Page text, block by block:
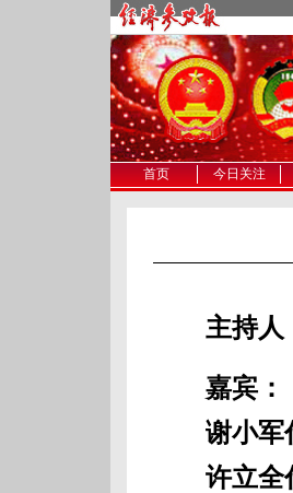
首页 今日关注
主持人
嘉宾：
谢小军代
许立全代